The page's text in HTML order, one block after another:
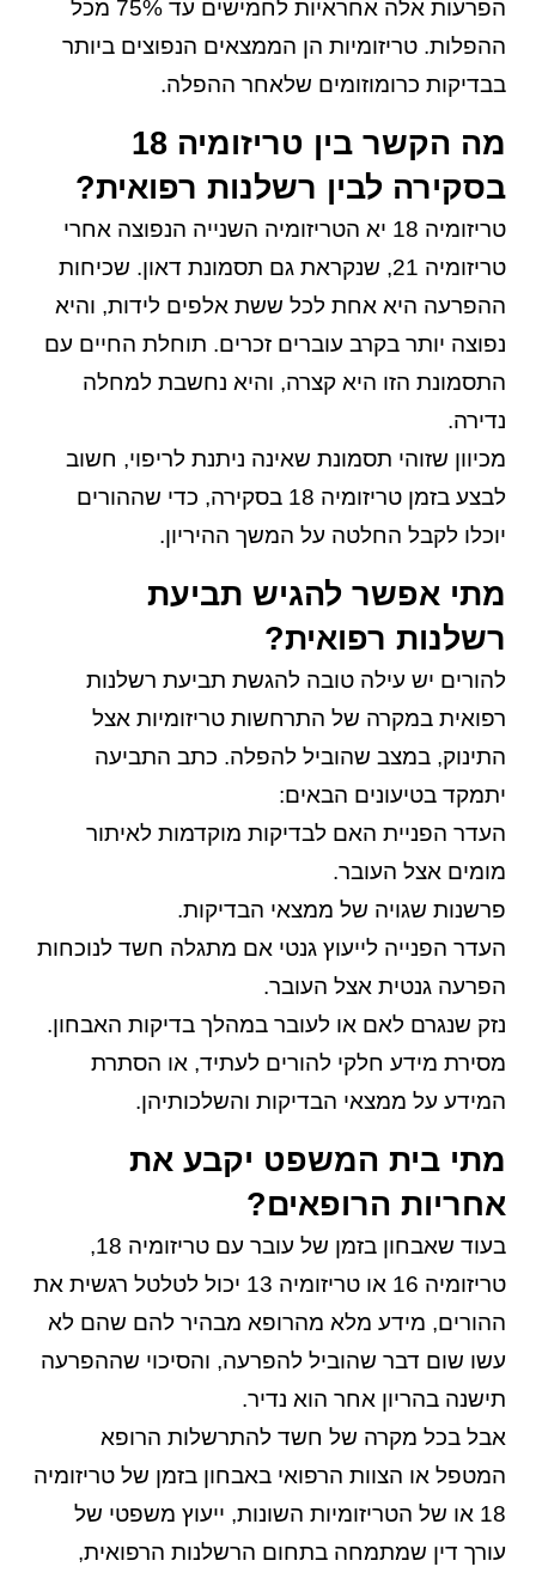
הפרעות אלה אחראיות לחמישים עד 75% מכל
ההפלות. טריזומיות הן הממצאים הנפוצים ביותר
בבדיקות כרומוזומים שלאחר ההפלה.
מה הקשר בין טריזומיה 18
בסקירה לבין רשלנות רפואית?
טריזומיה 18 יא הטריזומיה השנייה הנפוצה אחרי
טריזומיה 21, שנקראת גם תסמונת דאון. שכיחות
ההפרעה היא אחת לכל ששת אלפים לידות, והיא
נפוצה יותר בקרב עוברים זכרים. תוחלת החיים עם
התסמונת הזו היא קצרה, והיא נחשבת למחלה
נדירה.
מכיוון שזוהי תסמונת שאינה ניתנת לריפוי, חשוב
לבצע בזמן טריזומיה 18 בסקירה, כדי שההורים
יוכלו לקבל החלטה על המשך ההיריון.
מתי אפשר להגיש תביעת
רשלנות רפואית?
להורים יש עילה טובה להגשת תביעת רשלנות
רפואית במקרה של התרחשות טריזומיות אצל
התינוק, במצב שהוביל להפלה. כתב התביעה
יתמקד בטיעונים הבאים:
העדר הפניית האם לבדיקות מוקדמות לאיתור
מומים אצל העובר.
פרשנות שגויה של ממצאי הבדיקות.
העדר הפנייה לייעוץ גנטי אם מתגלה חשד לנוכחות
הפרעה גנטית אצל העובר.
נזק שנגרם לאם או לעובר במהלך בדיקות האבחון.
מסירת מידע חלקי להורים לעתיד, או הסתרת
המידע על ממצאי הבדיקות והשלכותיהן.
מתי בית המשפט יקבע את
אחריות הרופאים?
בעוד שאבחון בזמן של עובר עם טריזומיה 18,
טריזומיה 16 או טריזומיה 13 יכול לטלטל רגשית את
ההורים, מידע מלא מהרופא מבהיר להם שהם לא
עשו שום דבר שהוביל להפרעה, והסיכוי שההפרעה
תישנה בהריון אחר הוא נדיר.
אבל בכל מקרה של חשד להתרשלות הרופא
המטפל או הצוות הרפואי באבחון בזמן של טריזומיה
18 או של הטריזומיות השונות, ייעוץ משפטי של
עורך דין שמתמחה בתחום הרשלנות הרפואית,